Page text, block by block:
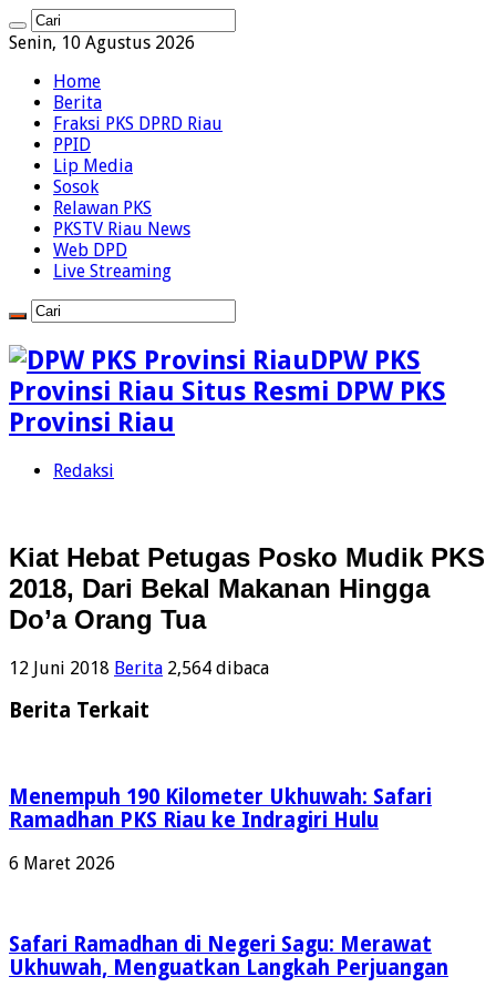
Senin, 10 Agustus 2026
Home
Berita
Fraksi PKS DPRD Riau
PPID
Lip Media
Sosok
Relawan PKS
PKSTV Riau News
Web DPD
Live Streaming
DPW PKS
Provinsi Riau Situs Resmi DPW PKS
Provinsi Riau
Redaksi
Kiat Hebat Petugas Posko Mudik PKS
2018, Dari Bekal Makanan Hingga
Do’a Orang Tua
12 Juni 2018 Berita 2,564 dibaca
Berita Terkait
Menempuh 190 Kilometer Ukhuwah: Safari
Ramadhan PKS Riau ke Indragiri Hulu
6 Maret 2026
Safari Ramadhan di Negeri Sagu: Merawat
Ukhuwah, Menguatkan Langkah Perjuangan